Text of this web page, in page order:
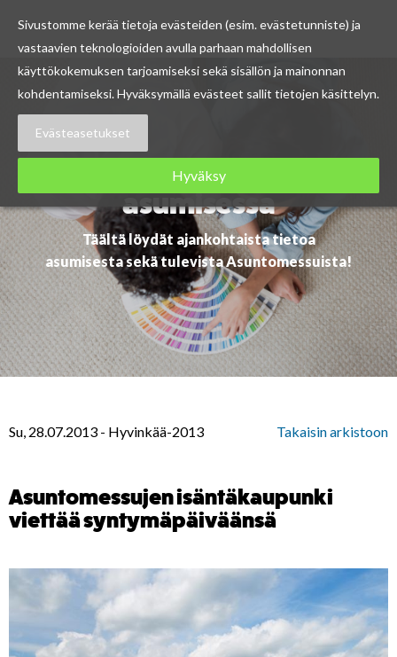
Skip
Ajankohtaista
asumisessa
Täältä löydät ajankohtaista tietoa
asumisesta sekä tulevista Asuntomessuista!
Su, 28.07.2013 - Hyvinkää-2013 Takaisin arkistoon
Asuntomessujen isäntäkaupunki
viettää syntymäpäiväänsä
Sivustomme kerää tietoja evästeiden (esim. evästetunniste) ja
vastaavien teknologioiden avulla parhaan mahdollisen
käyttökokemuksen tarjoamiseksi sekä sisällön ja mainonnan
kohdentamiseksi. Hyväksymällä evästeet sallit tietojen käsittelyn.
Evästeasetukset
Hyväksy